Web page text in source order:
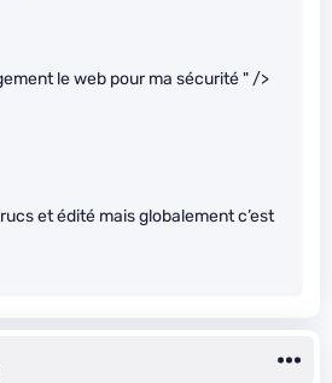
le web pour ma sécurité" />
et édité mais globalement c’est